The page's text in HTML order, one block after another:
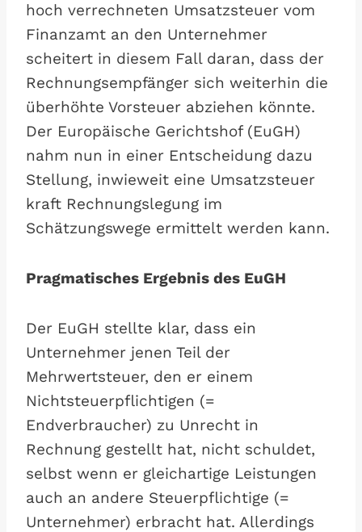
hoch verrechneten Umsatzsteuer vom
Finanzamt an den Unternehmer
scheitert in diesem Fall daran, dass der
Rechnungsempfänger sich weiterhin die
überhöhte Vorsteuer abziehen könnte.
Der Europäische Gerichtshof (EuGH)
nahm nun in einer Entscheidung dazu
Stellung, inwieweit eine Umsatzsteuer
kraft Rechnungslegung im
Schätzungswege ermittelt werden kann.
Pragmatisches Ergebnis des EuGH
Der EuGH stellte klar, dass ein
Unternehmer jenen Teil der
Mehrwertsteuer, den er einem
Nichtsteuerpflichtigen (=
Endverbraucher) zu Unrecht in
Rechnung gestellt hat, nicht schuldet,
selbst wenn er gleichartige Leistungen
auch an andere Steuerpflichtige (=
Unternehmer) erbracht hat. Allerdings